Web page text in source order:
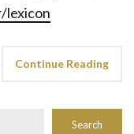
lexicon
Continue Reading
Search